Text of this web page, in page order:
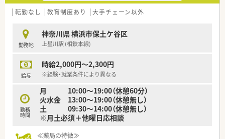
転勤なし 教育制度あり 大手チェーン以外
勤務地
神奈川県 横浜市保土ケ谷区
上星川駅 (相鉄本線)
給与
時給2,000円～2,300円
※経験・就業条件により異なる
勤務
時間
月 10:00～19:00（休憩60分）
火水金 13:00～19:00（休憩無し）
土 09:30～14:00（休憩無し）
※月土必須＋他曜日応相談
≪薬局の特徴≫